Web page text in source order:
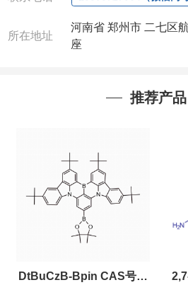
所在地址
河南省 郑州市 二七区
座
推荐产品
DtBuCzB-Bpin CAS号：